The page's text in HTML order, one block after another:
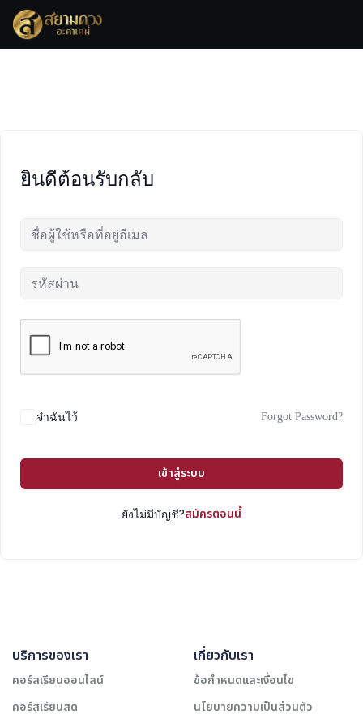
Skip
content
ยินดีต้อนรับกลับ
จำฉันไว้ Forgot Password?
เข้าสู่ระบบ
ยังไม่มีบัญชี?สมัครตอนนี้
บริการของเรา
คอร์สเรียนออนไลน์
คอร์สเรียนสด
เกี่ยวกับเรา
ข้อกำหนดและเงื่อนไข
นโยบายความเป็นส่วนตัว